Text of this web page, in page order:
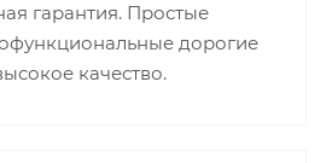
гарантия. Простые
дорогие
качество.